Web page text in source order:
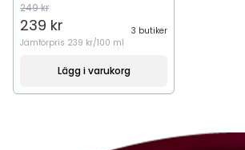
249 kr
239 kr
3 butiker
Jämförpris 239 kr/100 ml
Lägg i varukorg